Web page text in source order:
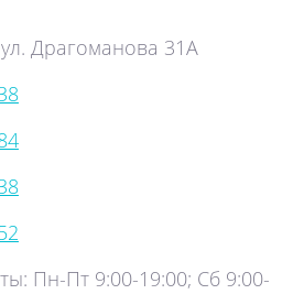
Драгоманова 31А
Пн-Пт 9:00-19:00; Сб 9:00-